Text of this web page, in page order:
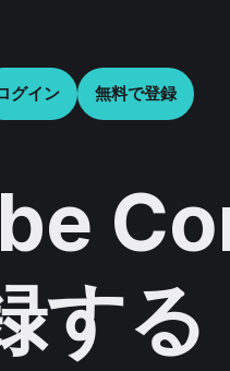
グイン 無料で登録
する